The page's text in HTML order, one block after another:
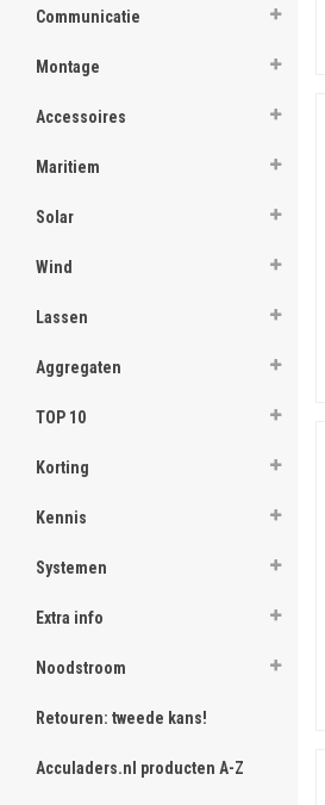
Communicatie
Montage
Accessoires
Maritiem
Solar
Wind
Lassen
Aggregaten
TOP 10
Korting
Kennis
Systemen
Extra info
Noodstroom
Retouren: tweede kans!
Acculaders.nl producten A-Z